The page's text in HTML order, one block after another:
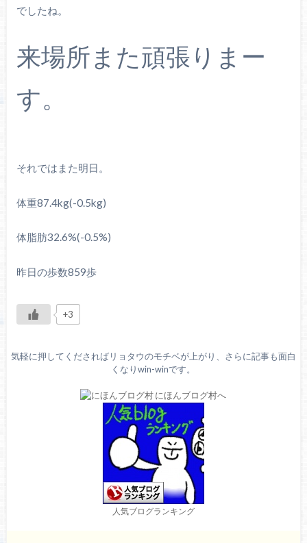
でしたね。
来場所また頑張りまー
す。
それではまた明日。
体重87.4kg(-0.5kg)
体脂肪32.6%(-0.5%)
昨日の歩数859歩
+3
気軽に押してくださればリョタウのモチベが上がり、さらに記事も面白
くなりwin-winです。
人気ブログランキング